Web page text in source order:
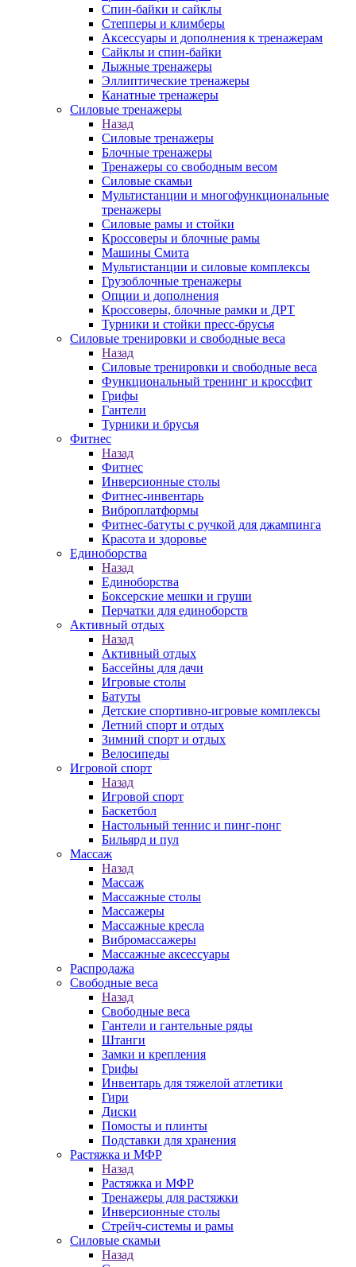
Спин-байки и сайклы
Степперы и климберы
Аксессуары и дополнения к тренажерам
Сайклы и спин-байки
Лыжные тренажеры
Эллиптические тренажеры
Канатные тренажеры
Силовые тренажеры
Назад
Силовые тренажеры
Блочные тренажеры
Тренажеры со свободным весом
Силовые скамьи
Мультистанции и многофункциональные
тренажеры
Силовые рамы и стойки
Кроссоверы и блочные рамы
Машины Смита
Мультистанции и силовые комплексы
Грузоблочные тренажеры
Опции и дополнения
Кроссоверы, блочные рамки и ДРТ
Турники и стойки пресс-брусья
Силовые тренировки и свободные веса
Назад
Силовые тренировки и свободные веса
Функциональный тренинг и кроссфит
Грифы
Гантели
Турники и брусья
Фитнес
Назад
Фитнес
Инверсионные столы
Фитнес-инвентарь
Виброплатформы
Фитнес-батуты с ручкой для джампинга
Красота и здоровье
Единоборства
Назад
Единоборства
Боксерские мешки и груши
Перчатки для единоборств
Активный отдых
Назад
Активный отдых
Бассейны для дачи
Игровые столы
Батуты
Детские спортивно-игровые комплексы
Летний спорт и отдых
Зимний спорт и отдых
Велосипеды
Игровой спорт
Назад
Игровой спорт
Баскетбол
Настольный теннис и пинг-понг
Бильярд и пул
Массаж
Назад
Массаж
Массажные столы
Массажеры
Массажные кресла
Вибромассажеры
Массажные аксессуары
Распродажа
Свободные веса
Назад
Свободные веса
Гантели и гантельные ряды
Штанги
Замки и крепления
Грифы
Инвентарь для тяжелой атлетики
Гири
Диски
Помосты и плинты
Подставки для хранения
Растяжка и МФР
Назад
Растяжка и МФР
Тренажеры для растяжки
Инверсионные столы
Стрейч-системы и рамы
Силовые скамьи
Назад